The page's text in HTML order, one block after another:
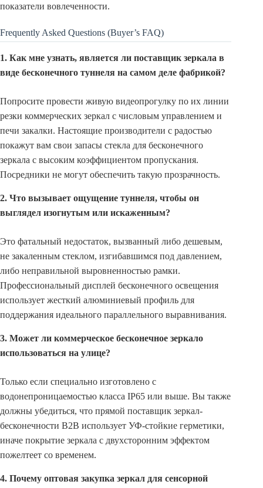
показатели вовлеченности.
Frequently Asked Questions (Buyer’s FAQ)
1. Как мне узнать, является ли поставщик зеркала в
виде бесконечного туннеля на самом деле фабрикой?
Попросите провести живую видеопрогулку по их линии
резки коммерческих зеркал с числовым управлением и
печи закалки. Настоящие производители с радостью
покажут вам свои запасы стекла для бесконечного
зеркала с высоким коэффициентом пропускания.
Посредники не могут обеспечить такую прозрачность.
2. Что вызывает ощущение туннеля, чтобы он
выглядел изогнутым или искаженным?
Это фатальный недостаток, вызванный либо дешевым,
не закаленным стеклом, изгибавшимся под давлением,
либо неправильной выровненностью рамки.
Профессиональный дисплей бесконечного освещения
использует жесткий алюминиевый профиль для
поддержания идеального параллельного выравнивания.
3. Может ли коммерческое бесконечное зеркало
использоваться на улице?
Только если специально изготовлено с
водонепроницаемостью класса IP65 или выше. Вы также
должны убедиться, что прямой поставщик зеркал-
бесконечности B2B использует УФ-стойкие герметики,
иначе покрытие зеркала с двухсторонним эффектом
пожелтеет со временем.
4. Почему оптовая закупка зеркал для сенсорной